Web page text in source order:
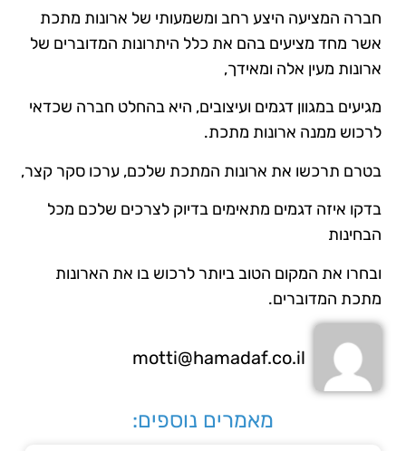
חברה המציעה היצע רחב ומשמעותי של ארונות מתכת
אשר מחד מציעים בהם את כלל היתרונות המדוברים של
ארונות מעין אלה ומאידך,
מגיעים במגוון דגמים ועיצובים, היא בהחלט חברה שכדאי
לרכוש ממנה ארונות מתכת.
בטרם תרכשו את ארונות המתכת שלכם, ערכו סקר קצר,
בדקו איזה דגמים מתאימים בדיוק לצרכים שלכם מכל
הבחינות
ובחרו את המקום הטוב ביותר לרכוש בו את הארונות
מתכת המדוברים.
motti@hamadaf.co.il
מאמרים נוספים: